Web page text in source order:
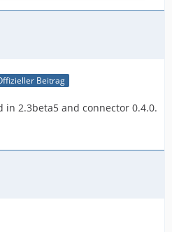
Beitrag
in 2.3beta5 and connector 0.4.0.